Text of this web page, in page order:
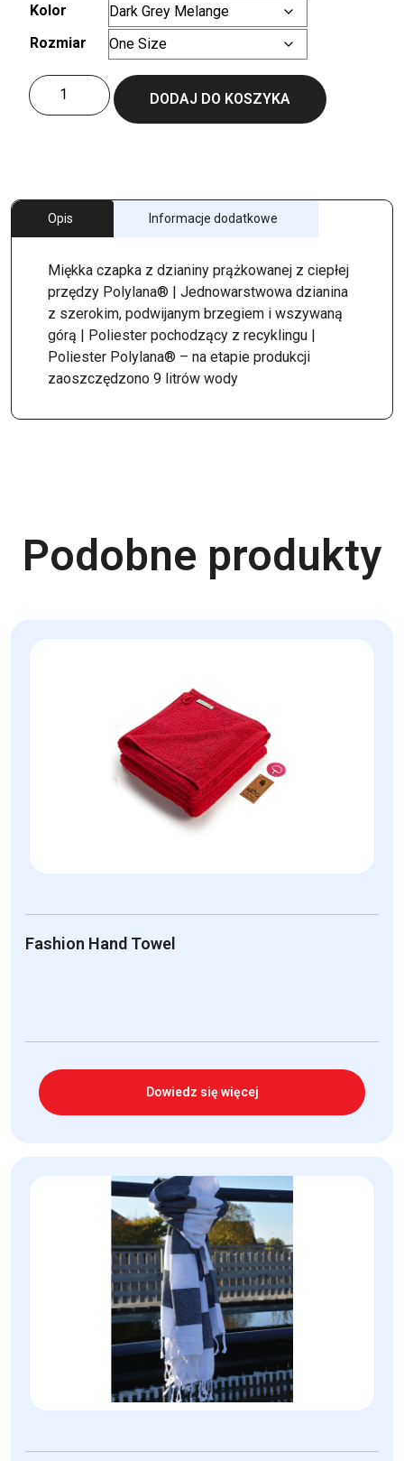
Kolor
Rozmiar
ilość
Oak
DODAJ DO KOSZYKA
Opis Informacje dodatkowe
Miękka czapka z dzianiny prążkowanej z ciepłej
przędzy Polylana® | Jednowarstwowa dzianina
z szerokim, podwijanym brzegiem i wszywaną
górą | Poliester pochodzący z recyklingu |
Poliester Polylana® – na etapie produkcji
zaoszczędzono 9 litrów wody
Podobne produkty
Fashion Hand Towel
Dowiedz się więcej